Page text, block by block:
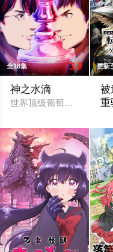
全18集 3.0
神之水滴
世界顶级葡萄酒评论家神
更新
被
重